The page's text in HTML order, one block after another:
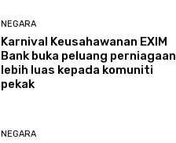
NEGARA
Karnival Keusahawanan EXIM
Bank buka peluang perniagaan
lebih luas kepada komuniti
pekak
NEGARA